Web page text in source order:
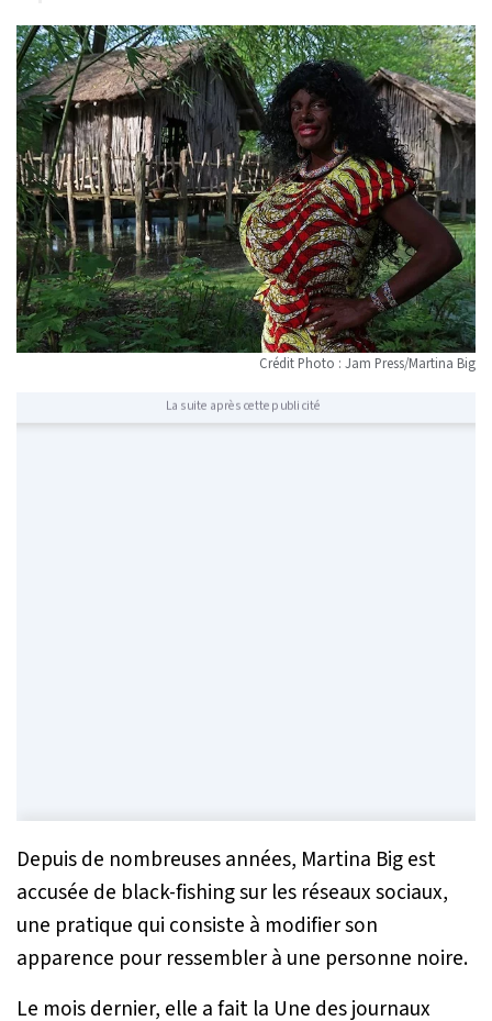
Crédit Photo : Jam Press/Martina Big
La suite après cette publicité
Depuis de nombreuses années, Martina Big est
accusée de black-fishing sur les réseaux sociaux,
une pratique qui consiste à modifier son
apparence pour ressembler à une personne noire.
Le mois dernier, elle a fait la Une des journaux